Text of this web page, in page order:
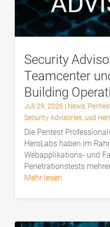
Security
Teamcenter
Building
Juli 29, 2026 | News,
Security Advisories, usd
Die Pentest
HeroLabs haben im
Webapplikations- und
Penetrationstests
mehr lesen